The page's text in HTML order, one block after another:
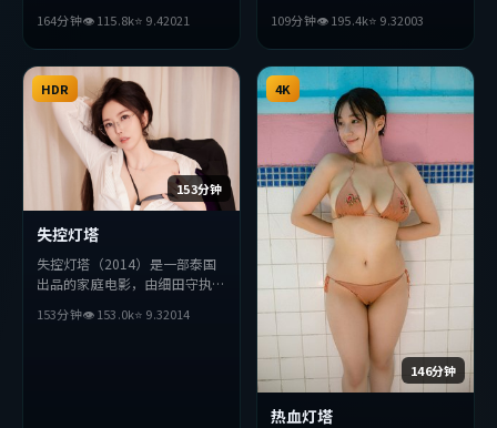
村拓哉等主演。影片在叙事与视
听上力求突破，探讨人性与抉
择，节奏张弛有度，适合喜欢该
类型的观众完整观看。
164分钟👁115.8k⭐ 9.42021
景求等主演。影片在叙事与视听
上力求突破，探讨人性与抉择，
节奏张弛有度，适合喜欢该类型
的观众完整观看。
109分钟👁195.4k⭐ 9.32003
153分钟
HDR
失控灯塔
失控灯塔（2014）是一部泰国
出品的家庭电影，由细田守执
等主演。影片在叙事与视听上力
153分钟👁153.0k⭐ 9.32014
146分钟
4K
热血灯塔